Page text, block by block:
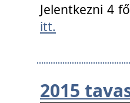
Jelentkezni 4
itt.
2015